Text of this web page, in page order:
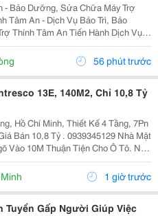
- Bảo Dưỡng, Sửa Chữa Máy Trợ
Vụ Bảo Trì, Bảo
Sấy Khô Máy Trợ Thính Định Kì 3
Tất Cả Các Thiêt Bị Trợ...56 phút trước
13E, 140M2, Chỉ 10,8 Tỷ
Hồ Chí Minh, Thiết Kế 4 Tầng, 7Pn
Bán 10,8 Tỷ . 0939345129 Nhà Mặt
Vào 10M Thuận Tiện Cho Ô Tô. Nội
Hòa, Tủ Lạnh, Giường, Mang Đến
Thoải Mái Và Tiện Nghi.... 1 giờ trước
Tuyển Gấp Người Giúp Việc